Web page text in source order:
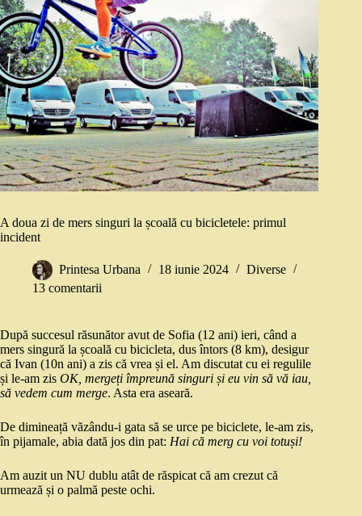
A doua zi de mers singuri la școală cu bicicletele: primul
incident
Printesa Urbana 18 iunie 2024
Diverse
13 comentarii
După succesul răsunător avut de Sofia (12 ani) ieri, când a
mers singură la școală cu bicicleta, dus întors (8 km), desigur
că Ivan (10n ani) a zis că vrea și el. Am discutat cu ei regulile
și le-am zis OK, mergeți împreună singuri și eu vin să vă iau,
să vedem cum merge. Asta era aseară.
De dimineață văzându-i gata să se urce pe biciclete, le-am zis,
în pijamale, abia dată jos din pat: Hai că merg cu voi totuși!
Am auzit un NU dublu atât de răspicat că am crezut că
urmează și o palmă peste ochi.